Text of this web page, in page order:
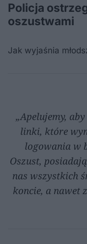
Policja
oszustwami
Jak wyjaśnia
„Apelujemy,
linki, które
logowania w
Oszust,
nas wszystkich
koncie, a nawet